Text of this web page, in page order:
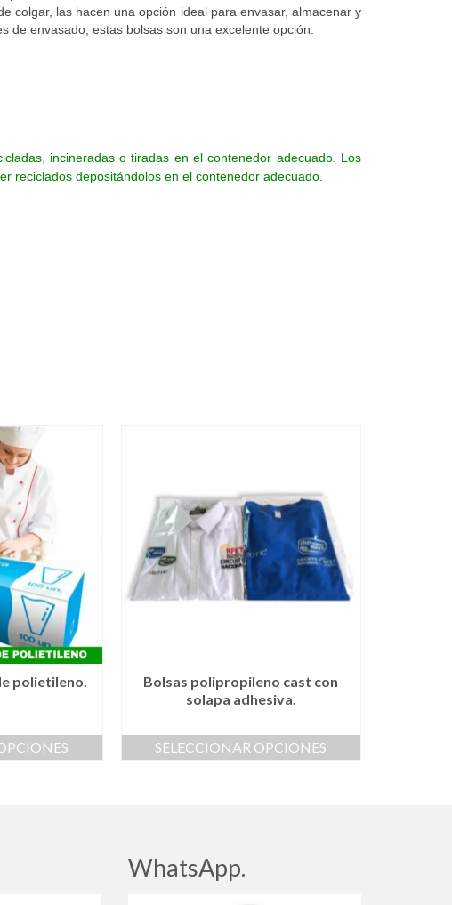
colgar, las hacen una opción ideal para envasar, almacenar y
envasado, estas bolsas son una excelente opción.
incineradas o tiradas en el contenedor adecuado. Los
reciclados depositándolos en el contenedor adecuado.
polietileno.
Bolsas polipropileno cast con
solapa adhesiva.
SELECCIONAR OPCIONES
opciones
WhatsApp.